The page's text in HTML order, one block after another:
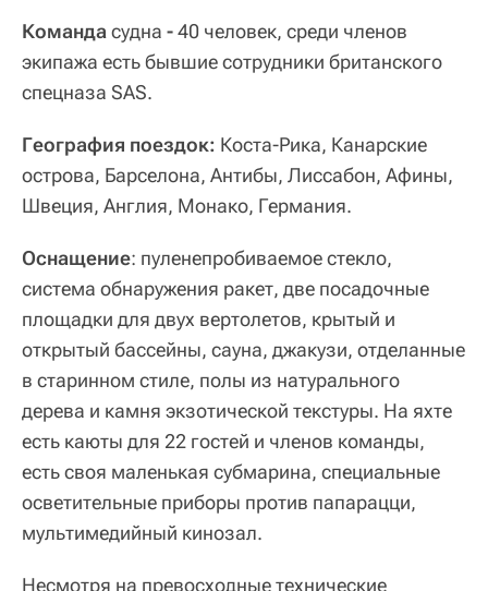
Команда судна ‑40 человек, среди членов
экипажа есть бывшие сотрудники британского
спецназа SAS.
География поездок: Коста‑Рика, Канарские
острова, Барселона, Антибы, Лиссабон, Афины,
Швеция, Англия, Монако, Германия.
Оснащение: пуленепробиваемое стекло,
система обнаружения ракет, две посадочные
площадки для двух вертолетов, крытый и
открытый бассейны, сауна, джакузи, отделанные
в старинном стиле, полы из натурального
дерева и камня экзотической текстуры. На яхте
есть каюты для 22 гостей и членов команды,
есть своя маленькая субмарина, специальные
осветительные приборы против папарацци,
мультимедийный кинозал.
Несмотря на превосходные технические